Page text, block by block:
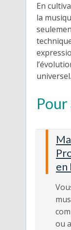
En
la
universel.
en
ou